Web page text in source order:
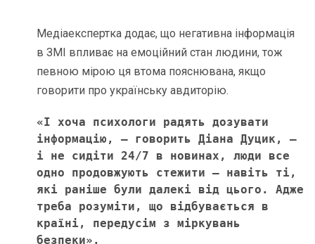
Медіаекспертка додає, що негативна інформація
в ЗМІ впливає на емоційний стан людини, тож
певною мірою ця втома пояснювана, якщо
говорити про українську авдиторію.
«І хоча психологи радять дозувати
інформацію, – говорить Діана Дуцик, –
і не сидіти 24/7 в новинах, люди все
одно продовжують стежити – навіть ті,
які раніше були далекі від цього. Адже
треба розуміти, що відбувається в
країні, передусім з міркувань
безпеки».